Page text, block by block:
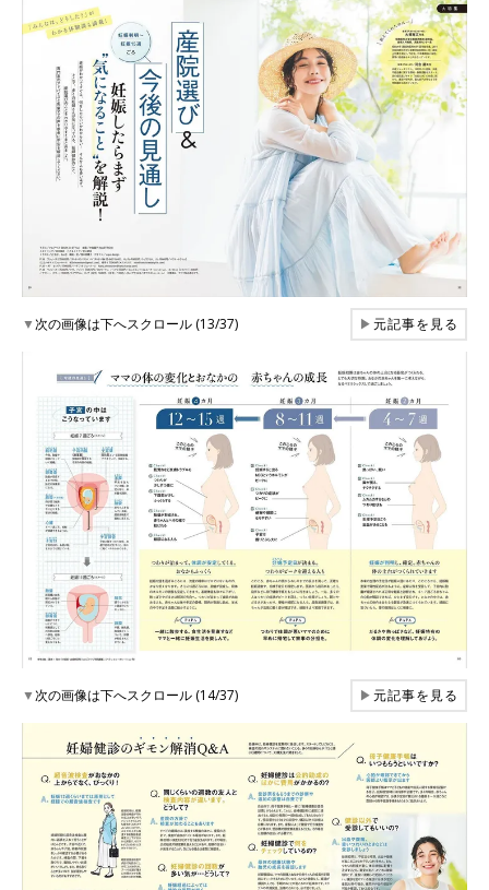
▼次の画像は下へスクロール (13/37) ▶元記事を見る
▼次の画像は下へスクロール (14/37) ▶元記事を見る